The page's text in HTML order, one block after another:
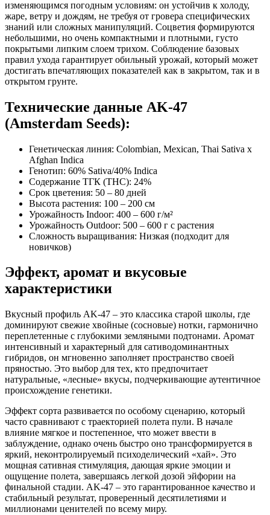
изменяющимся погодным условиям: он устойчив к холоду,
жаре, ветру и дождям, не требуя от гровера специфических
знаний или сложных манипуляций. Соцветия формируются
небольшими, но очень компактными и плотными, густо
покрытыми липким слоем трихом. Соблюдение базовых
правил ухода гарантирует обильный урожай, который может
достигать впечатляющих показателей как в закрытом, так и в
открытом грунте.
Технические данные AK-47
(Amsterdam Seeds):
Генетическая линия: Colombian, Mexican, Thai Sativa х
Afghan Indica
Генотип: 60% Sativa/40% Indica
Содержание ТГК (THC): 24%
Срок цветения: 50 – 80 дней
Высота растения: 100 – 200 см
Урожайность Indoor: 400 – 600 г/м²
Урожайность Outdoor: 500 – 600 г с растения
Сложность выращивания: Низкая (подходит для
новичков)
Эффект, аромат и вкусовые
характеристики
Вкусный профиль AK-47 – это классика старой школы, где
доминируют свежие хвойные (сосновые) нотки, гармонично
переплетенные с глубокими земляными подтонами. Аромат
интенсивный и характерный для сативодоминантных
гибридов, он мгновенно заполняет пространство своей
пряностью. Это выбор для тех, кто предпочитает
натуральные, «лесные» вкусы, подчеркивающие аутентичное
происхождение генетики.
Эффект сорта развивается по особому сценарию, который
часто сравнивают с траекторией полета пули. В начале
влияние мягкое и постепенное, что может ввести в
заблуждение, однако очень быстро оно трансформируется в
яркий, неконтролируемый психоделический «хай». Это
мощная сативная стимуляция, дающая яркие эмоции и
ощущение полета, завершаясь легкой дозой эйфории на
финальной стадии. AK-47 – это гарантированное качество и
стабильный результат, проверенный десятилетиями и
миллионами ценителей по всему миру.